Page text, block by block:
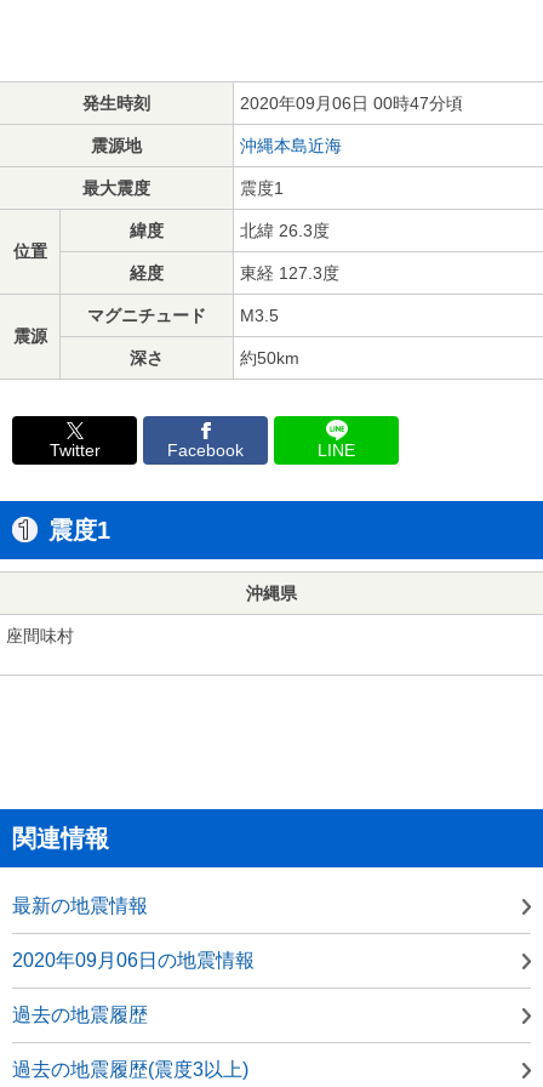
発生時刻 2020年09月06日 00時47分頃
震源地 沖縄本島近海
最大震度 震度1
位置
緯度 北緯 26.3度
経度 東経 127.3度
震源
マグニチュード M3.5
深さ 約50km
Twitter Facebook LINE
震度1
沖縄県
座間味村
関連情報
最新の地震情報
2020年09月06日の地震情報
過去の地震履歴
過去の地震履歴(震度3以上)